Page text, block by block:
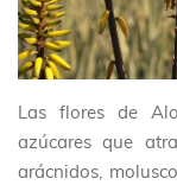
Las flores de
azúcares que
arácnidos,